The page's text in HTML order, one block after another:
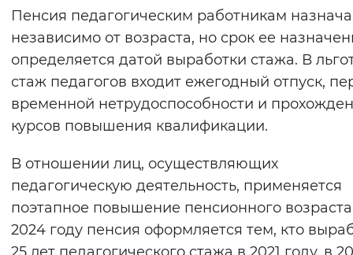
Воспроизвести Остановить
Вернуть стандартные настройки
Пенсия педагогическим работникам
независимо от возраста, но срок ее
определяется датой выработки стажа. В
стаж педагогов входит ежегодный отпуск,
временной нетрудоспособности и
курсов повышения квалификации.
В отношении лиц, осуществляющих
педагогическую деятельность, применяется
поэтапное повышение пенсионного
2024 году пенсия оформляется тем, кто